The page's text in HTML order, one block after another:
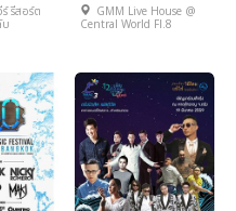
รีสอร์ต GMM Live House @
Central World Fl.8